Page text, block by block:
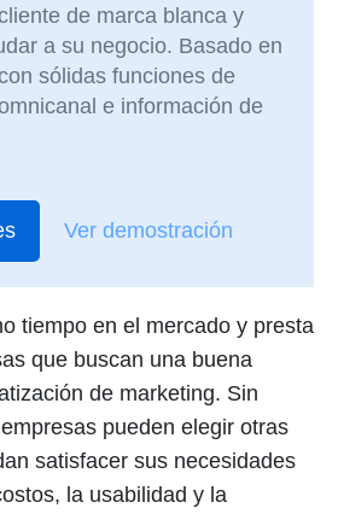
de marca blanca y
a su negocio. Basado en
sólidas funciones de
e información de
Ver demostración
tiempo en el mercado y presta
que buscan una buena
de marketing. Sin
pueden elegir otras
satisfacer sus necesidades
la usabilidad y la